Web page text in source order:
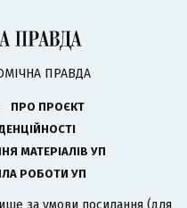
ПРАВДА
ПРО ПРОЄКТ
МАТЕРІАЛІВ УП
РОБОТИ УП